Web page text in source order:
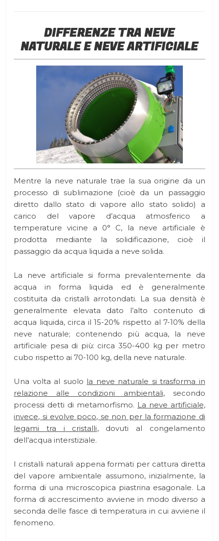
DIFFERENZE TRA NEVE
NATURALE E NEVE ARTIFICIALE
Mentre la neve naturale trae la sua origine da un
processo di sublimazione (cioè da un passaggio
diretto dallo stato di vapore allo stato solido) a
carico del vapore d’acqua atmosferico a
temperature vicine a 0° C, la neve artificiale è
prodotta mediante la solidificazione, cioè il
passaggio da acqua liquida a neve solida.
La neve artificiale si forma prevalentemente da
acqua in forma liquida ed è generalmente
costituita da cristalli arrotondati. La sua densità è
generalmente elevata dato l’alto contenuto di
acqua liquida, circa il 15-20% rispetto al 7-10% della
neve naturale; contenendo più acqua, la neve
artificiale pesa di più: circa 350-400 kg per metro
cubo rispetto ai 70-100 kg, della neve naturale.
Una volta al suolo la neve naturale si trasforma in
relazione alle condizioni ambientali, secondo
processi detti di metamorfismo. La neve artificiale,
invece, si evolve poco, se non per la formazione di
legami tra i cristalli, dovuti al congelamento
dell’acqua interstiziale.
I cristalli naturali appena formati per cattura diretta
del vapore ambientale assumono, inizialmente, la
forma di una microscopica piastrina esagonale. La
forma di accrescimento avviene in modo diverso a
seconda delle fasce di temperatura in cui avviene il
fenomeno.